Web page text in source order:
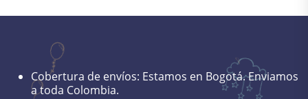
Cobertura de envíos: Estamos en Bogotá. Enviamos
a toda Colombia.